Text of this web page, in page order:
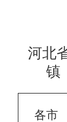
河北
镇
各市